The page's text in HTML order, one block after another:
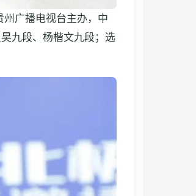
州广播电视台主办，中
九段、杨楷文九段；选